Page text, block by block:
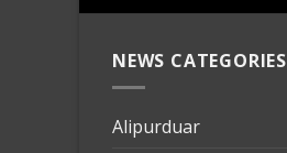
NEWS CATEGORIES
Alipurduar